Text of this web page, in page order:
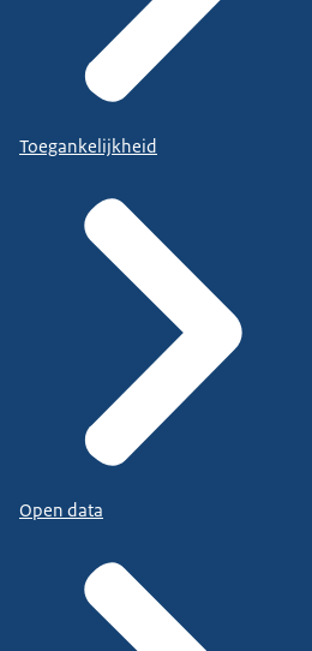
Toegankelijkheid
Open data